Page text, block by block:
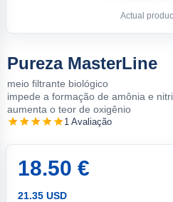
Actual
Pureza MasterLine
meio filtrante biológico
impede a formação de amônia e
aumenta o teor de oxigênio
1 Avaliação
18.50 €
21.35 USD